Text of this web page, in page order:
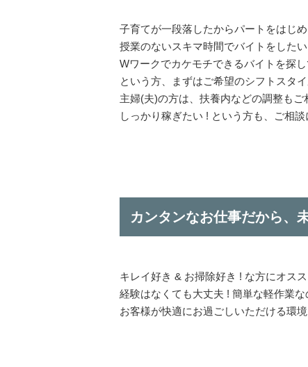
子育てが一段落したからパートをはじ
授業のないスキマ時間でバイトをした
Wワークでカケモチできるバイトを探し
という方、まずはご希望のシフトスタ
主婦(夫)の方は、扶養内などの調整もご
しっかり稼ぎたい ! という方も、ご相
カンタンなお仕事だから、
キレイ好き & お掃除好き ! な方にオス
経験はなくても大丈夫 ! 簡単な軽作業
お客様が快適にお過ごしいただける環